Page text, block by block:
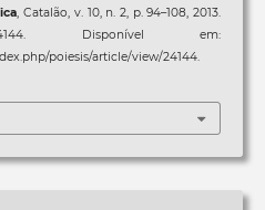
, Catalão, v. 10, n. 2, p. 94–108, 2013.
Disponível em:
poiesis/article/view/24144.